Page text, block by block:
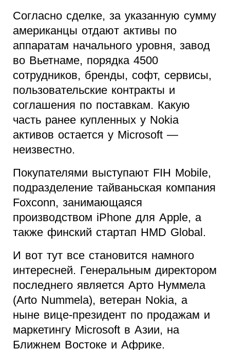
Согласно сделке, за указанную сумму
американцы отдают активы по
аппаратам начального уровня, завод
во Вьетнаме, порядка 4500
сотрудников, бренды, софт, сервисы,
пользовательские контракты и
соглашения по поставкам. Какую
часть ранее купленных у Nokia
активов остается у Microsoft —
неизвестно.
Покупателями выступают FIH Mobile,
подразделение тайваньская компания
Foxconn, занимающаяся
производством iPhone для Apple, а
также финский стартап HMD Global.
И вот тут все становится намного
интересней. Генеральным директором
последнего является Арто Нуммела
(Arto Nummela), ветеран Nokia, а
ныне вице-президент по продажам и
маркетингу Microsoft в Азии, на
Ближнем Востоке и Африке.